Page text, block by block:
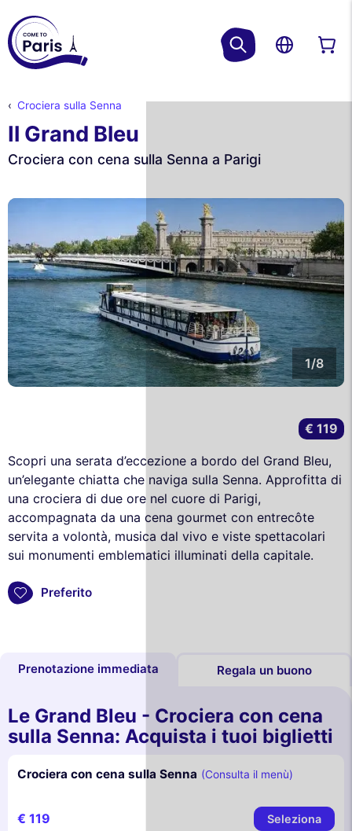
Crociera sulla Senna
Il Grand Bleu
Crociera con cena sulla Senna a Parigi
1/8
Scopri una serata d’eccezione a bordo del Grand Bleu,
un’elegante chiatta che naviga sulla Senna. Approfitta di
una crociera di due ore nel cuore di Parigi,
accompagnata da una cena gourmet con entrecôte
servita a volontà, musica dal vivo e viste spettacolari
sui monumenti emblematici illuminati della capitale.
Preferito
€ 119
Prenotazione immediata Regala un buono
Le Grand Bleu - Crociera con cena
sulla Senna: Acquista i tuoi biglietti
Crociera con cena sulla Senna (Consulta il menù)
€ 119 Seleziona